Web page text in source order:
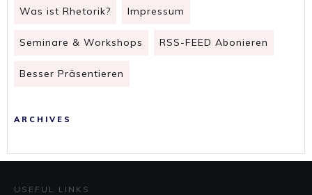
Was ist Rhetorik? Impressum
Seminare & Workshops RSS-FEED Abonieren
Besser Präsentieren
ARCHIVES
USEFUL LINKS